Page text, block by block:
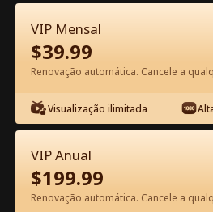
Episódio 5 - Casada
residência, ficou por
completo
1-50 51-58
5 6 7
VIP Mensal
$39.99
Renovação automática. Cancele a
Visualização ilimitada
VIP Anual
$199.99
Renovação automática. Cancele a